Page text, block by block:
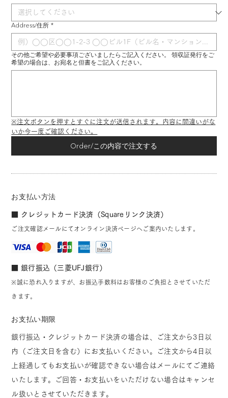
Address/住所 *
その他ご希望や必要事項ございましたらご記入ください。 領収証発行をご
希望の場合は、お宛名と但書をご記入ください。
※注文ボタンを押すとすぐに注文が送信されます。内容に間違いがな
いか今一度ご確認ください。
Order/この内容で注文する
お支払い方法
■ クレジットカード決済（Squareリンク決済）
ご注文確認メールにてオンライン決済ページへご案内いたします。
■ 銀行振込（三菱UFJ銀行）
※誠に恐れ入りますが、お振込手数料はお客様のご負担とさせていただ
きます。
お支払い期限
銀行振込・クレジットカード決済の場合は、ご注文から3日以
内（ご注文日を含む）にお支払いください。ご注文から4日以
上経過してもお支払いが確認できない場合はメールにてご連絡
いたします。ご回答・お支払いをいただけない場合はキャンセ
ル扱いとさせていただきます。